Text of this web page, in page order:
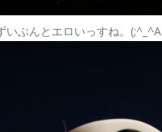
いぶんとエロいっすね。(;^_^A